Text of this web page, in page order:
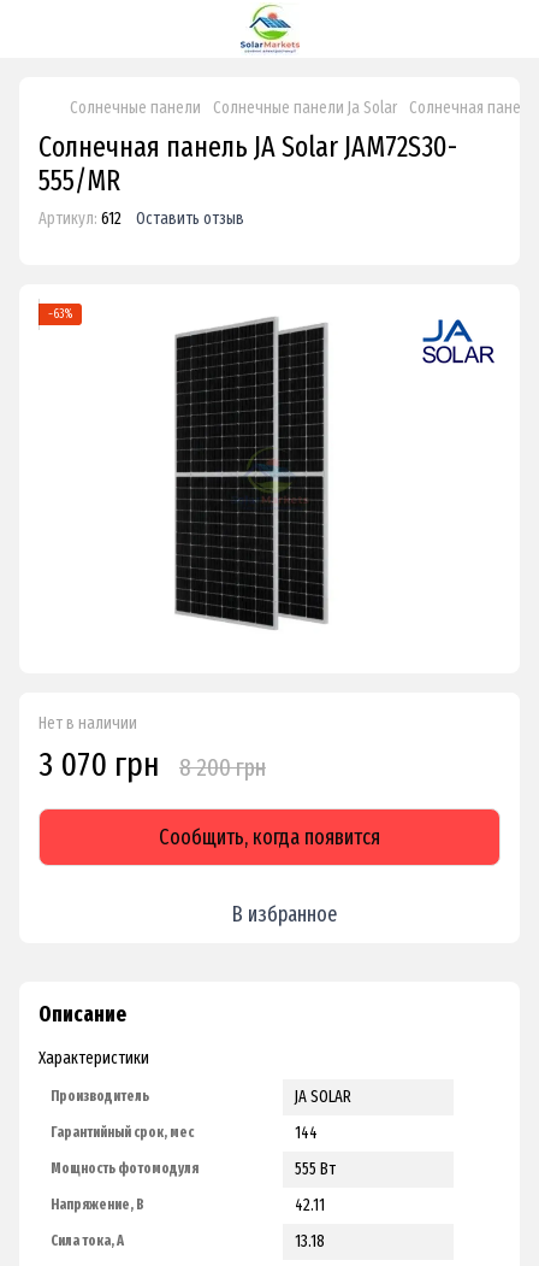
Солнечные панели Солнечные панели Ja Solar Солнечная панель
Солнечная панель JA Solar JAM72S30-
555/MR
Артикул: 612 Оставить отзыв
−63%
Нет в наличии
3 070 грн 8 200 грн
Сообщить, когда появится
В избранное
Описание
Характеристики
Производитель JA SOLAR
Гарантийный срок, мес 144
Мощность фотомодуля 555 Вт
Напряжение, В 42.11
Сила тока, А 13.18